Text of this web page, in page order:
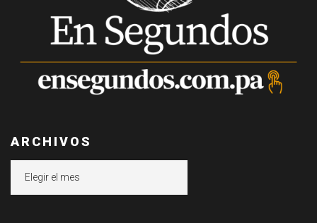
ARCHIVOS